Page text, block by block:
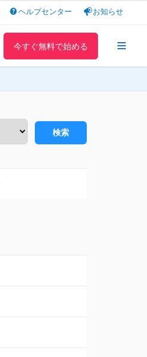
ヘルプセンター お知らせ
今すぐ無料で始める
検索